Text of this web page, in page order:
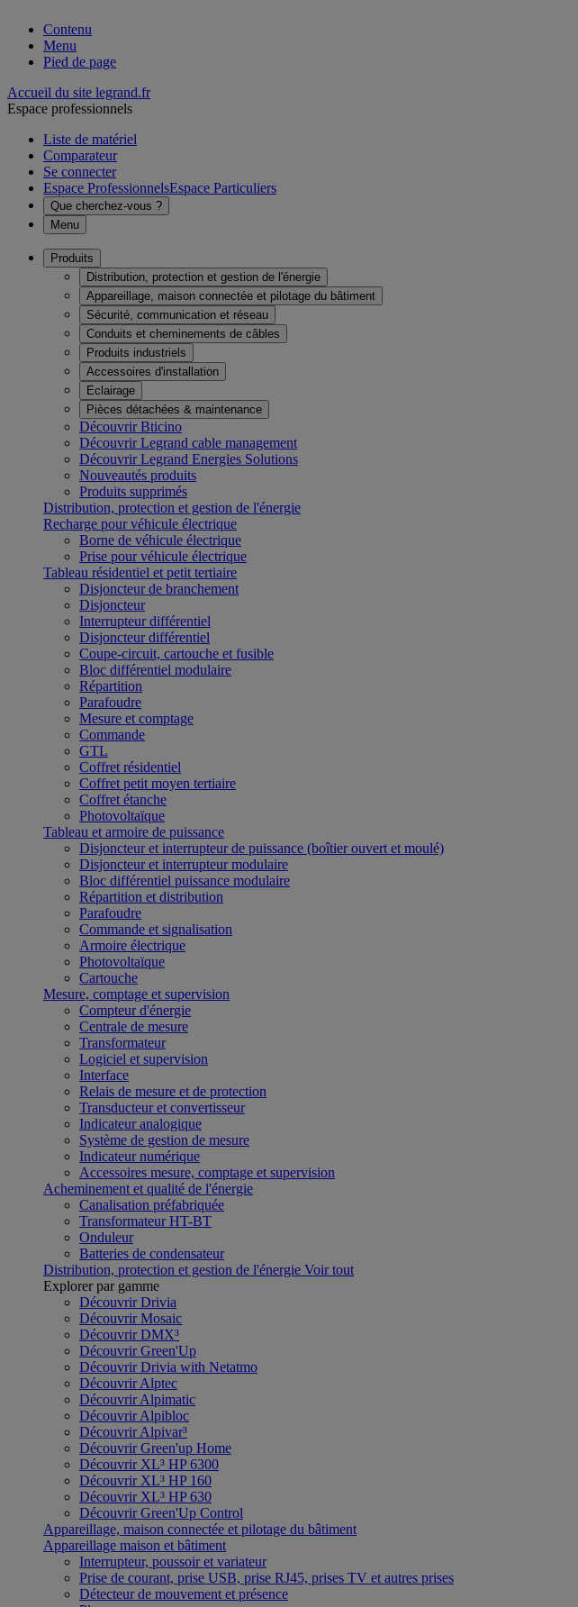
Contenu
Menu
Pied de page
Accueil du site legrand.fr
Espace professionnels
Liste de matériel
Comparateur
Se connecter
Espace ProfessionnelsEspace Particuliers
Que cherchez-vous ?
Menu
Produits
Distribution, protection et gestion de l'énergie
Appareillage, maison connectée et pilotage du bâtiment
Sécurité, communication et réseau
Conduits et cheminements de câbles
Produits industriels
Accessoires d'installation
Eclairage
Pièces détachées & maintenance
Découvrir Bticino
Découvrir Legrand cable management
Découvrir Legrand Energies Solutions
Nouveautés produits
Produits supprimés
Distribution, protection et gestion de l'énergie
Recharge pour véhicule électrique
Borne de véhicule électrique
Prise pour véhicule électrique
Tableau résidentiel et petit tertiaire
Disjoncteur de branchement
Disjoncteur
Interrupteur différentiel
Disjoncteur différentiel
Coupe-circuit, cartouche et fusible
Bloc différentiel modulaire
Répartition
Parafoudre
Mesure et comptage
Commande
GTL
Coffret résidentiel
Coffret petit moyen tertiaire
Coffret étanche
Photovoltaïque
Tableau et armoire de puissance
Disjoncteur et interrupteur de puissance (boîtier ouvert et moulé)
Disjoncteur et interrupteur modulaire
Bloc différentiel puissance modulaire
Répartition et distribution
Parafoudre
Commande et signalisation
Armoire électrique
Photovoltaïque
Cartouche
Mesure, comptage et supervision
Compteur d'énergie
Centrale de mesure
Transformateur
Logiciel et supervision
Interface
Relais de mesure et de protection
Transducteur et convertisseur
Indicateur analogique
Système de gestion de mesure
Indicateur numérique
Accessoires mesure, comptage et supervision
Acheminement et qualité de l'énergie
Canalisation préfabriquée
Transformateur HT-BT
Onduleur
Batteries de condensateur
Distribution, protection et gestion de l'énergie Voir tout
Explorer par gamme
Découvrir Drivia
Découvrir Mosaic
Découvrir DMX³
Découvrir Green'Up
Découvrir Drivia with Netatmo
Découvrir Alptec
Découvrir Alpimatic
Découvrir Alpibloc
Découvrir Alpivar³
Découvrir Green'up Home
Découvrir XL³ HP 6300
Découvrir XL³ HP 160
Découvrir XL³ HP 630
Découvrir Green'Up Control
Appareillage, maison connectée et pilotage du bâtiment
Appareillage maison et bâtiment
Interrupteur, poussoir et variateur
Prise de courant, prise USB, prise RJ45, prises TV et autres prises
Détecteur de mouvement et présence